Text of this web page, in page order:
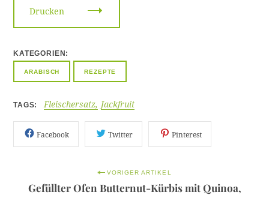
Drucken
KATEGORIEN
ARABISCH REZEPTE
TAGS Fleischersatz Jackfruit
Facebook Twitter Pinterest
VORIGER ARTIKEL
Gefüllter Ofen Butternut-Kürbis mit Quinoa,